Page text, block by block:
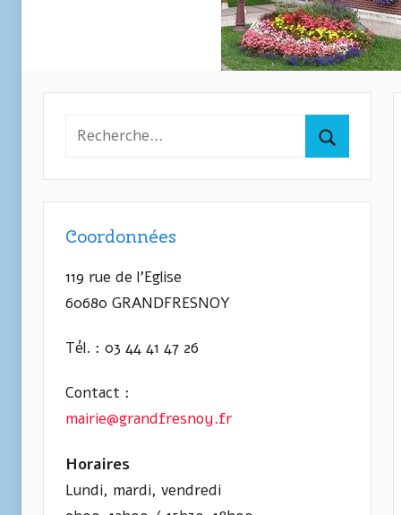
Recherche
:
Coordonnées
119 rue de l’Eglise
60680 GRANDFRESNOY
Tél. : 03 44 41 47 26
Contact :
mairie@grandfresnoy.fr
Horaires
Lundi, mardi, vendredi